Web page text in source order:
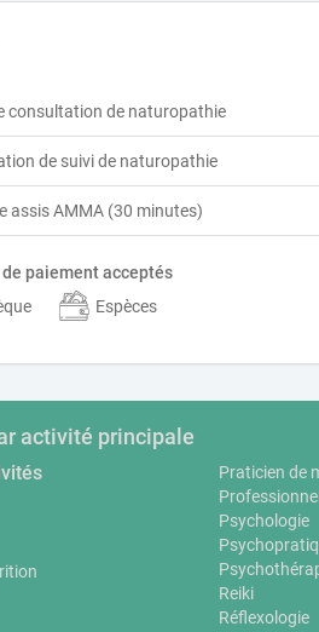
consultation de naturopathie
de suivi de naturopathie
assis AMMA (30 minutes)
de paiement acceptés
Espèces
activité principale
Praticien de
Psychologie
Reiki
Réflexologie